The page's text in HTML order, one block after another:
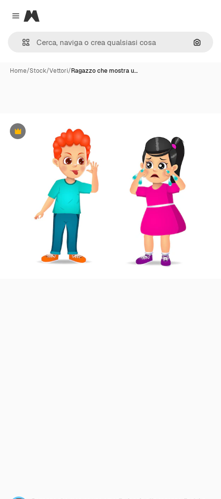
Close menu
Magnific
Cerca
Home/Stock/Vettori/Ragazzo che mostra u…
Premium